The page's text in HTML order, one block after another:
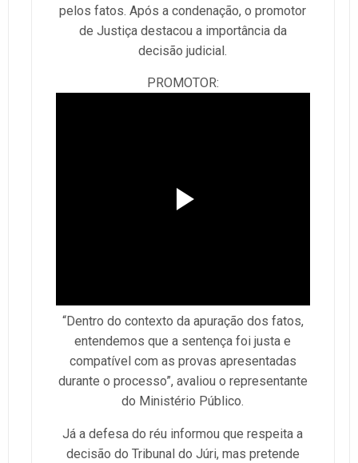
pelos fatos. Após a condenação, o promotor
de Justiça destacou a importância da
decisão judicial.
PROMOTOR:
“Dentro do contexto da apuração dos fatos,
entendemos que a sentença foi justa e
compatível com as provas apresentadas
durante o processo”, avaliou o representante
do Ministério Público.
Já a defesa do réu informou que respeita a
decisão do Tribunal do Júri, mas pretende